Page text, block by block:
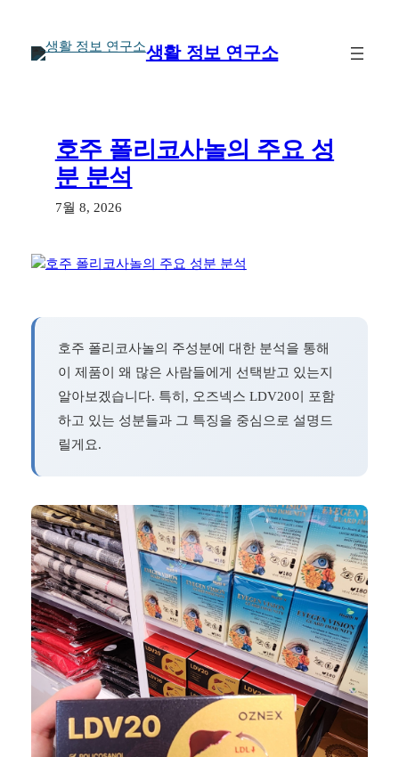
생활 정보 연구소
호주 폴리코사놀의 주요 성
분 분석
7월 8, 2026
호주 폴리코사놀의 주성분에 대한 분석을 통해
이 제품이 왜 많은 사람들에게 선택받고 있는지
알아보겠습니다. 특히, 오즈넥스 LDV20이 포함
하고 있는 성분들과 그 특징을 중심으로 설명드
릴게요.